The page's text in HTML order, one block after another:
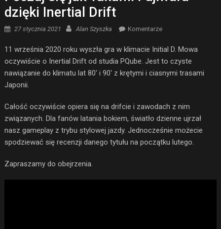
dzięki Inertial Drift
Posted on
27 stycznia 2021 Author
Alan Szyszka Komentarze
11 września 2020 roku wyszła gra w klimacie Initial D. Mowa
oczywiście o Inertial Drift od studia PQube. Jest to czyste
nawiązanie do klimatu lat 80′ i 90′ z krętymi i ciasnymi trasami
Japonii.
Całość oczywiście opiera się na drifcie i zawodach z nim
związanych. Dla fanów latania bokiem, światło dzienne ujrzał
nasz gameplay z trybu stylowej jazdy. Jednocześnie możecie
spodziewać się recenzji danego tytułu na początku lutego.
Zapraszamy do obejrzenia.